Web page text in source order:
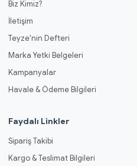
Biz Kimiz?
İletişim
Teyze'nin Defteri
Marka Yetki Belgeleri
Kampanyalar
Havale & Ödeme Bilgileri
Faydalı Linkler
Sipariş Takibi
Kargo & Teslimat Bilgileri